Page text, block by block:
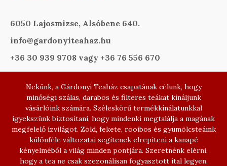
6050 Lajosmizse, Alsóbene 640.
info@gardonyiteahaz.hu
+36 30 939 9708 vagy +36 76 556 670
Nekünk, a Gárdonyi Teaház csapatának célunk, hogy
minőségi szálas, darabos és filteres teákat kínáljunk
vásárlóink számára. Széleskörű termékkínálatunkkal
igyekszünk biztosítani, hogy mindenki megtalálja a magának
megfelelő ízvilágot. Zöld, fekete, rooibos és gyümölcsteáink
különféle változatai segítenek elrepíteni a kanapé
kényelméből a világ minden pontjára. Szeretnénk elérni,
hogy a tea ne csak szezonálisan fogyasztott ital legyen,